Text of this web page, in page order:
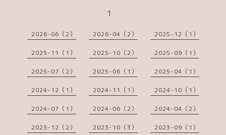
1
2026-06（2） 2026-04（2） 2025-12（1）
2025-11（1） 2025-10（2） 2025-09（1）
2025-07（2） 2025-06（1） 2025-04（1）
2024-12（1） 2024-11（1） 2024-10（1）
2024-07（1） 2024-06（2） 2024-04（2）
2023-12（2） 2023-10（3） 2023-09（1）